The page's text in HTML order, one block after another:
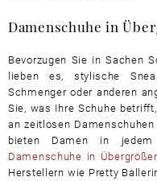
Damenschuhe in
Bevorzugen Sie in Sachen
lieben es, stylische
Schmenger oder anderen
Sie, was Ihre Schuhe
an zeitlosen
bieten Damen in
Damenschuhe in
Herstellern wie Pretty